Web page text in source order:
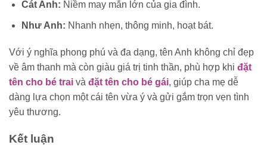
Cát Anh: Niềm may mắn lớn của gia đình.
Như Anh: Nhanh nhẹn, thông minh, hoạt bát.
Với ý nghĩa phong phú và đa dạng, tên Anh không chỉ đẹp
về âm thanh mà còn giàu giá trị tinh thần, phù hợp khi đặt
tên cho bé trai và đặt tên cho bé gái, giúp cha mẹ dễ
dàng lựa chọn một cái tên vừa ý và gửi gắm trọn vẹn tình
yêu thương.
Kết luận